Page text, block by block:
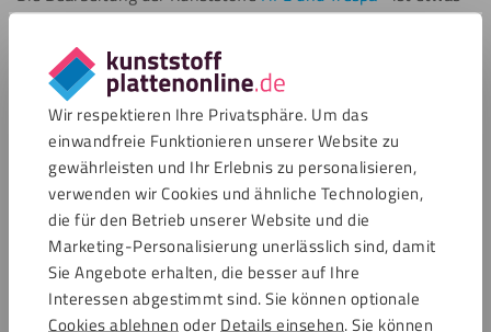
Wir respektieren Ihre Privatsphäre. Um das
einwandfreie Funktionieren unserer Website zu
gewährleisten und Ihr Erlebnis zu personalisieren,
verwenden wir Cookies und ähnliche Technologien,
die für den Betrieb unserer Website und die
Marketing-Personalisierung unerlässlich sind, damit
Sie Angebote erhalten, die besser auf Ihre
Interessen abgestimmt sind. Sie können optionale
Cookies ablehnen oder Details einsehen. Sie können
Polieren
Schweißen
Umdrehen
Schweißen
Umdrehen
Beschichten
Fräsen
Weitere Informationen
Kleben
Weitere Informationen
Malen
Weitere Informationen
schwieriger, da diese Materialien sehr schwer sind und eine
harte Oberfläche haben. Die Bearbeitung dieser Kunststoffe
ist ähnlich wie die Bearbeitung von Hartholz. Daher
empfehlen wir Ihnen, harte Stahlwerkzeuge, wie z.B. eine
Metallsäge und -Bohrer, zu verwenden, wenn Sie diese
Kunststoffe bearbeiten wollen. Mit den richtigen Werkzeugen
und der richtigen Vorbereitung können Sie HPL oder Trespa®
auf folgende Weise bearbeiten:
Bohren
Weitere Informationen